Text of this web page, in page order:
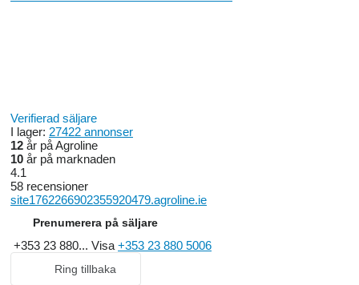
Verifierad säljare
I lager: 27422 annonser
12 år på Agroline
10 år på marknaden
4.1
58 recensioner
site1762266902355920479.agroline.ie
Prenumerera på säljare
+353 23 880... Visa +353 23 880 5006
Ring tillbaka